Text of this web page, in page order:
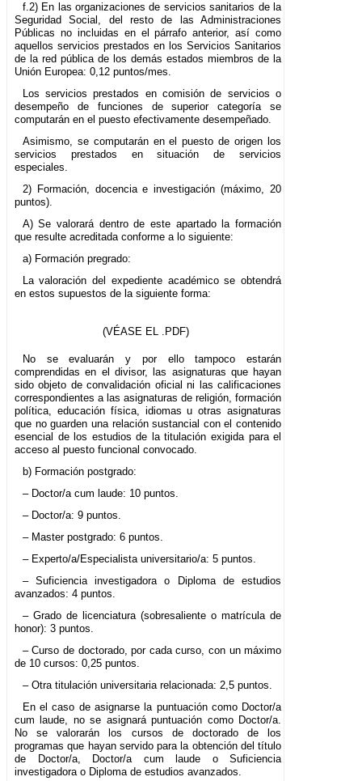
f.2) En las organizaciones de servicios sanitarios de la
Seguridad Social, del resto de las Administraciones
Públicas no incluidas en el párrafo anterior, así como
aquellos servicios prestados en los Servicios Sanitarios
de la red pública de los demás estados miembros de la
Unión Europea: 0,12 puntos/mes.
Los servicios prestados en comisión de servicios o
desempeño de funciones de superior categoría se
computarán en el puesto efectivamente desempeñado.
Asimismo, se computarán en el puesto de origen los
servicios prestados en situación de servicios
especiales.
2) Formación, docencia e investigación (máximo, 20
puntos).
A) Se valorará dentro de este apartado la formación
que resulte acreditada conforme a lo siguiente:
a) Formación pregrado:
La valoración del expediente académico se obtendrá
en estos supuestos de la siguiente forma:
(VÉASE EL .PDF)
No se evaluarán y por ello tampoco estarán
comprendidas en el divisor, las asignaturas que hayan
sido objeto de convalidación oficial ni las calificaciones
correspondientes a las asignaturas de religión, formación
política, educación física, idiomas u otras asignaturas
que no guarden una relación sustancial con el contenido
esencial de los estudios de la titulación exigida para el
acceso al puesto funcional convocado.
b) Formación postgrado:
– Doctor/a cum laude: 10 puntos.
– Doctor/a: 9 puntos.
– Master postgrado: 6 puntos.
– Experto/a/Especialista universitario/a: 5 puntos.
– Suficiencia investigadora o Diploma de estudios
avanzados: 4 puntos.
– Grado de licenciatura (sobresaliente o matrícula de
honor): 3 puntos.
– Curso de doctorado, por cada curso, con un máximo
de 10 cursos: 0,25 puntos.
– Otra titulación universitaria relacionada: 2,5 puntos.
En el caso de asignarse la puntuación como Doctor/a
cum laude, no se asignará puntuación como Doctor/a.
No se valorarán los cursos de doctorado de los
programas que hayan servido para la obtención del título
de Doctor/a, Doctor/a cum laude o Suficiencia
investigadora o Diploma de estudios avanzados.